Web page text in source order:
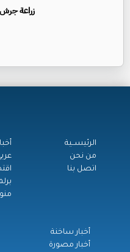
زراعة جرش تُوزع
الرئيســية
من نحن
اتصل بنا
أخبار ساخنة
أخبار مصورة